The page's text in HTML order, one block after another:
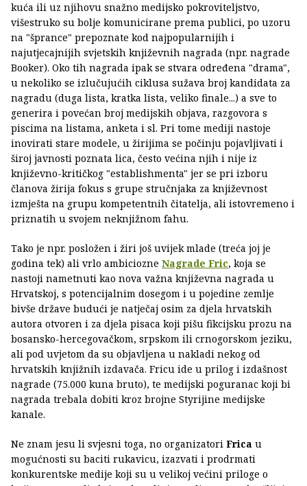
kuća ili uz njihovu snažno medijsko pokroviteljstvo,
višestruko su bolje komunicirane prema publici, po uzoru
na "šprance" prepoznate kod najpopularnijih i
najutjecajnijih svjetskih književnih nagrada (npr. nagrade
Booker). Oko tih nagrada ipak se stvara određena "drama",
u nekoliko se izlučujućih ciklusa sužava broj kandidata za
nagradu (duga lista, kratka lista, veliko finale...) a sve to
generira i povećan broj medijskih objava, razgovora s
piscima na listama, anketa i sl. Pri tome mediji nastoje
inovirati stare modele, u žirijima se počinju pojavljivati i
široj javnosti poznata lica, često većina njih i nije iz
književno-kritičkog "establishmenta" jer se pri izboru
članova žirija fokus s grupe stručnjaka za književnost
izmješta na grupu kompetentnih čitatelja, ali istovremeno i
priznatih u svojem neknjižnom fahu.
Tako je npr. posložen i žiri još uvijek mlade (treća joj je
godina tek) ali vrlo ambiciozne Nagrade Fric, koja se
nastoji nametnuti kao nova važna književna nagrada u
Hrvatskoj, s potencijalnim dosegom i u pojedine zemlje
bivše države budući je natječaj osim za djela hrvatskih
autora otvoren i za djela pisaca koji pišu fikcijsku prozu na
bosansko-hercegovačkom, srpskom ili crnogorskom jeziku,
ali pod uvjetom da su objavljena u nakladi nekog od
hrvatskih knjižnih izdavača. Fricu ide u prilog i izdašnost
nagrade (75.000 kuna bruto), te medijski poguranac koji bi
nagrada trebala dobiti kroz brojne Styrijine medijske
kanale.
Ne znam jesu li svjesni toga, no organizatori Frica u
mogućnosti su baciti rukavicu, izazvati i prodrmati
konkurentske medije koji su u velikoj većini priloge o